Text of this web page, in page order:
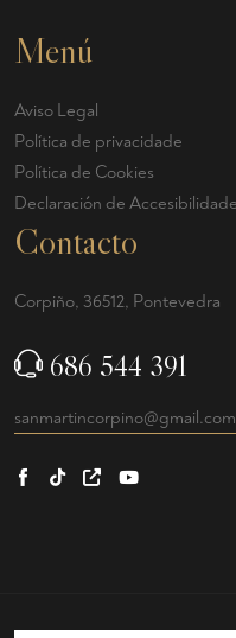
Menú
Aviso Legal
Política de privacidade
Política de Cookies
Declaración de Accesibilidade
Contacto
Corpiño, 36512, Pontevedra
686 544 391
sanmartincorpino@gmail.com